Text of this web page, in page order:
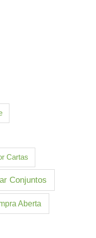
Cartas
Conjuntos
Aberta